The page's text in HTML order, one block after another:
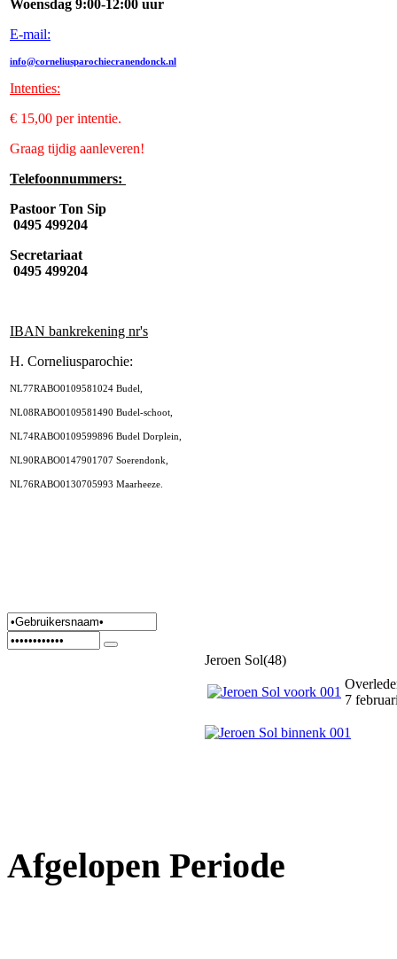
Woensdag 9:00-12:00 uur
E-mail:
info@corneliusparochiecranendonck.nl
Intenties:
€ 15,00 per intentie.
Graag tijdig aanleveren!
Telefoonnummers:
Pastoor Ton Sip
0495 499204
Secretariaat
0495 499204
IBAN bankrekening nr's
H. Corneliusparochie:
NL77RABO0109581024 Budel,
NL08RABO0109581490 Budel-schoot,
NL74RABO0109599896 Budel Dorplein,
NL90RABO0147901707 Soerendonk,
NL76RABO0130705993 Maarheeze.
Jeroen Sol(48)
7
Afgelopen Periode